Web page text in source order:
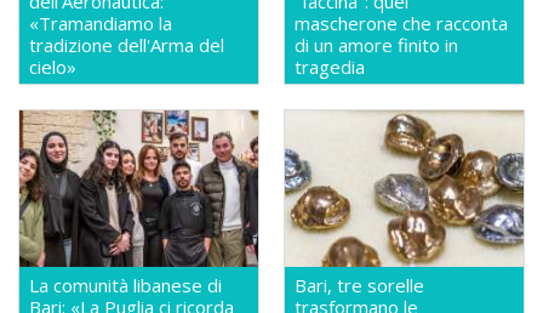
«Tramandiamo la
tradizione dell'Arma del
cielo»
mascherone che racconta
di un amore finito in
tragedia
La comunità libanese di
Bari: «La Puglia ci ricorda
Bari, tre sorelle
trasformano le